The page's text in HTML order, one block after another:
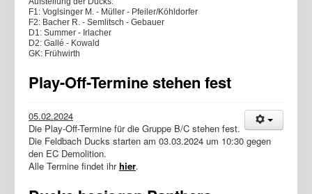
F1: Voglsinger M. - Müller - Pfeiler/Köhldorfer
F2: Bacher R. - Semlitsch - Gebauer
D1: Summer - Irlacher
D2: Gallé - Kowald
GK: Frühwirth
Play-Off-Termine stehen fest
05.02.2024
Die Play-Off-Termine für die Gruppe B/C stehen fest.
Die Feldbach Ducks starten am 03.03.2024 um 10:30 gegen
den EC Demolition.
Alle Termine findet ihrhier.